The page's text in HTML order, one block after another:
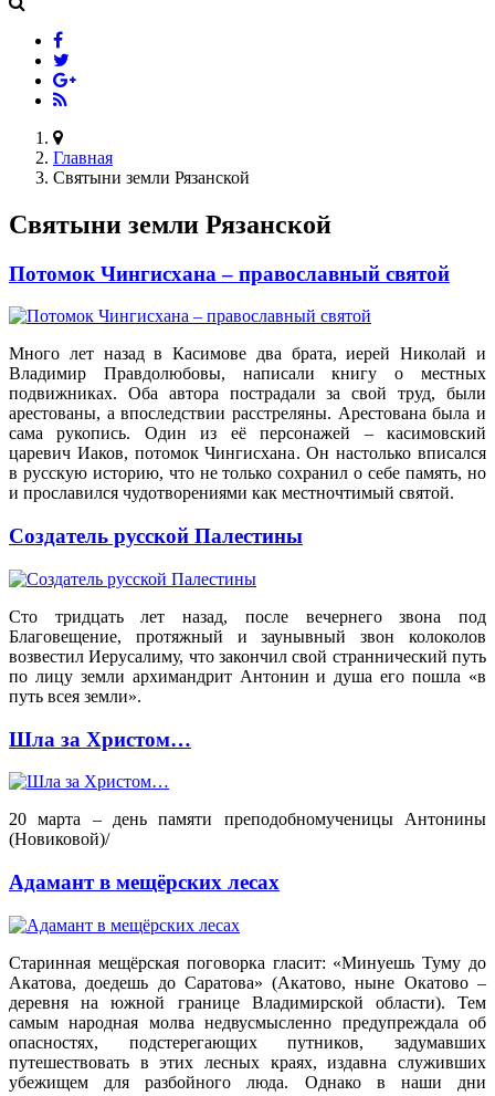
Главная
Святыни земли Рязанской
Святыни земли Рязанской
Потомок Чингисхана – православный святой
Много лет назад в Касимове два брата, иерей Николай и
Владимир Правдолюбовы, написали книгу о местных
подвижниках. Оба автора пострадали за свой труд, были
арестованы, а впоследствии расстреляны. Арестована была и
сама рукопись. Один из её персонажей – касимовский
царевич Иаков, потомок Чингисхана. Он настолько вписался
в русскую историю, что не только сохранил о себе память, но
и прославился чудотворениями как местночтимый святой.
Создатель русской Палестины
Сто тридцать лет назад, после вечернего звона под
Благовещение, протяжный и заунывный звон колоколов
возвестил Иерусалиму, что закончил свой страннический путь
по лицу земли архимандрит Антонин и душа его пошла «в
путь всея земли».
Шла за Христом…
20 марта – день памяти преподобномученицы Антонины
(Новиковой)/
Адамант в мещёрских лесах
Старинная мещёрская поговорка гласит: «Минуешь Туму до
Акатова, доедешь до Саратова» (Акатово, ныне Окатово –
деревня на южной границе Владимирской области). Тем
самым народная молва недвусмысленно предупреждала об
опасностях, подстерегающих путников, задумавших
путешествовать в этих лесных краях, издавна служивших
убежищем для разбойного люда. Однако в наши дни